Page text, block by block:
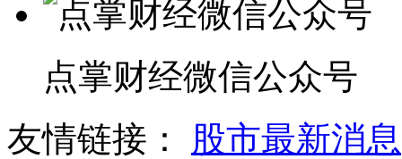
点掌财经微信公众号
友情链接：
股市最新消息